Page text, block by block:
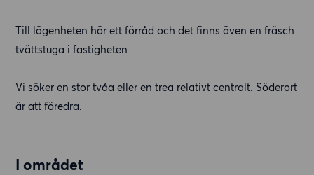
Till lägenheten hör ett förråd och det finns även en fräsch
tvättstuga i fastigheten
Vi söker en stor tvåa eller en trea relativt centralt. Söderort
är att föredra.
I området